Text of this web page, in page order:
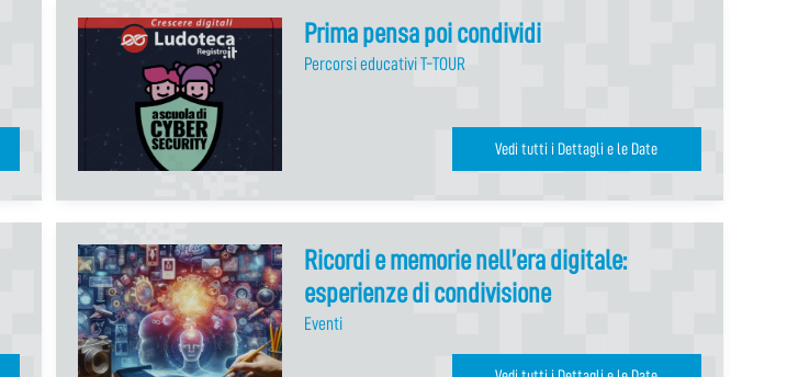
Prima pensa poi condividi
Percorsi educativi T-TOUR
Vedi tutti i Dettagli e le Date
Ricordi e memorie nell’era digitale:
esperienze di condivisione
Eventi